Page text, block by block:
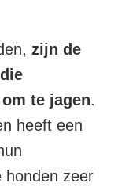
zijn de
te jagen.
heeft een
honden zeer